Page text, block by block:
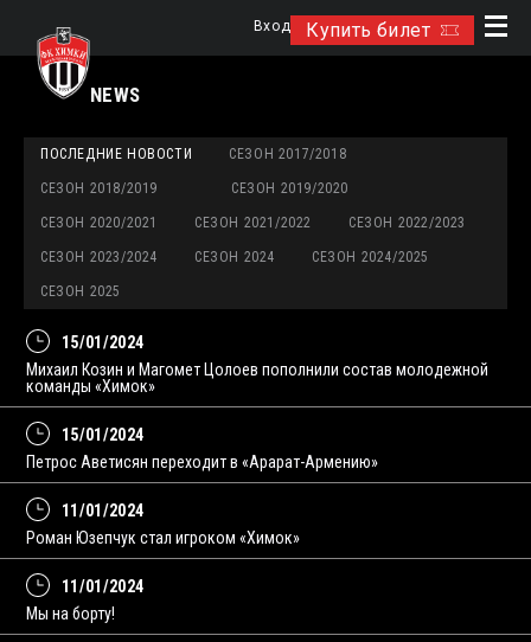
Купить билет
Вход
NEWS
ПОСЛЕДНИЕ НОВОСТИ СЕЗОН 2017/2018
СЕЗОН 2018/2019 СЕЗОН 2019/2020
СЕЗОН 2020/2021 СЕЗОН 2021/2022 СЕЗОН 2022/2023
СЕЗОН 2023/2024 СЕЗОН 2024 СЕЗОН 2024/2025
СЕЗОН 2025
15/01/2024
Михаил Козин и Магомет Цолоев пополнили состав молодежной
команды «Химок»
15/01/2024
Петрос Аветисян переходит в «Арарат-Армению»
11/01/2024
Роман Юзепчук стал игроком «Химок»
11/01/2024
Мы на борту!